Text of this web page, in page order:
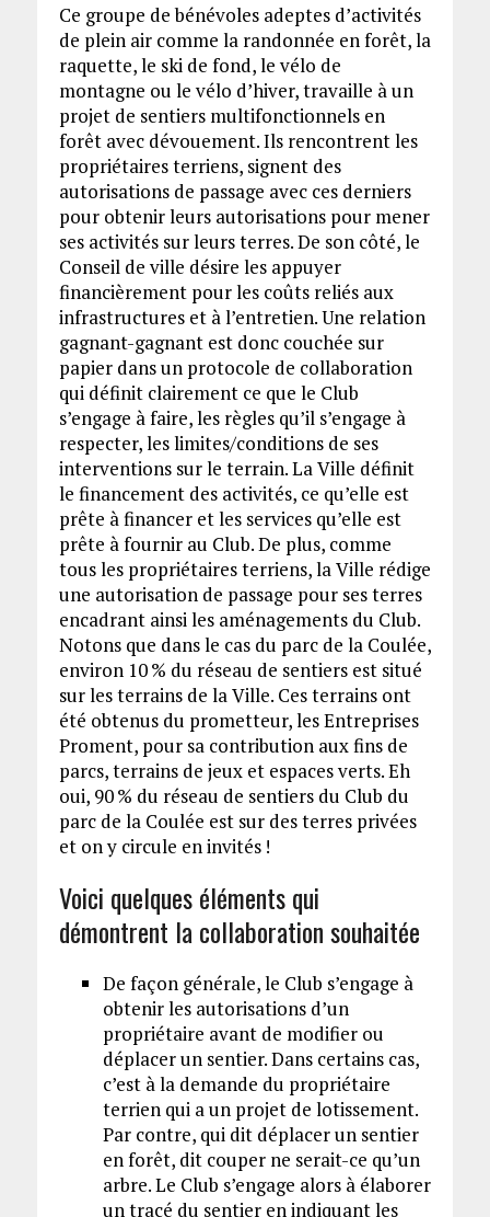
Ce groupe de bénévoles adeptes d’activités
de plein air comme la randonnée en forêt, la
raquette, le ski de fond, le vélo de
montagne ou le vélo d’hiver, travaille à un
projet de sentiers multifonctionnels en
forêt avec dévouement. Ils rencontrent les
propriétaires terriens, signent des
autorisations de passage avec ces derniers
pour obtenir leurs autorisations pour mener
ses activités sur leurs terres. De son côté, le
Conseil de ville désire les appuyer
financièrement pour les coûts reliés aux
infrastructures et à l’entretien. Une relation
gagnant-gagnant est donc couchée sur
papier dans un protocole de collaboration
qui définit clairement ce que le Club
s’engage à faire, les règles qu’il s’engage à
respecter, les limites/conditions de ses
interventions sur le terrain. La Ville définit
le financement des activités, ce qu’elle est
prête à financer et les services qu’elle est
prête à fournir au Club. De plus, comme
tous les propriétaires terriens, la Ville rédige
une autorisation de passage pour ses terres
encadrant ainsi les aménagements du Club.
Notons que dans le cas du parc de la Coulée,
environ 10 % du réseau de sentiers est situé
sur les terrains de la Ville. Ces terrains ont
été obtenus du prometteur, les Entreprises
Proment, pour sa contribution aux fins de
parcs, terrains de jeux et espaces verts. Eh
oui, 90 % du réseau de sentiers du Club du
parc de la Coulée est sur des terres privées
et on y circule en invités !
Voici quelques éléments qui
démontrent la collaboration souhaitée
De façon générale, le Club s’engage à
obtenir les autorisations d’un
propriétaire avant de modifier ou
déplacer un sentier. Dans certains cas,
c’est à la demande du propriétaire
terrien qui a un projet de lotissement.
Par contre, qui dit déplacer un sentier
en forêt, dit couper ne serait-ce qu’un
arbre. Le Club s’engage alors à élaborer
un tracé du sentier en indiquant les